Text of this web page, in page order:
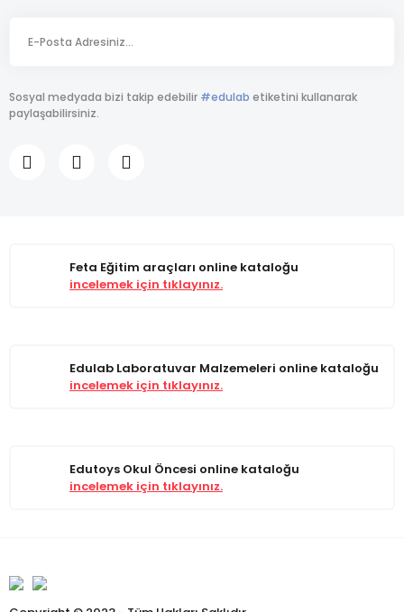
Sosyal medyada bizi takip edebilir #edulab etiketini kullanarak
paylaşabilirsiniz.
Feta Eğitim araçları online kataloğu
incelemek için tıklayınız.
Edulab Laboratuvar Malzemeleri online kataloğu
incelemek için tıklayınız.
Edutoys Okul Öncesi online kataloğu
incelemek için tıklayınız.